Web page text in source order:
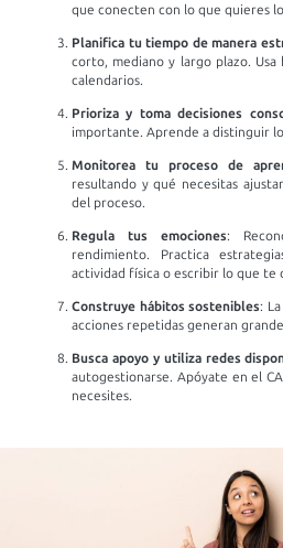
que conecten con lo que quieres
Planifica tu tiempo de manera
corto, mediano y largo plazo.
calendarios.
Prioriza y toma decisiones
importante. Aprende a distinguir
Monitorea tu proceso de
resultando y qué necesitas
del proceso.
Regula tus emociones:
rendimiento. Practica
actividad física o escribir lo que te
Construye hábitos sostenibles:
acciones repetidas generan
Busca apoyo y utiliza redes
autogestionarse. Apóyate en el
necesites.